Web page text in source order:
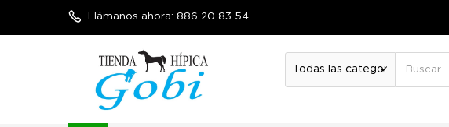
Llámanos ahora: 886 20 83 54